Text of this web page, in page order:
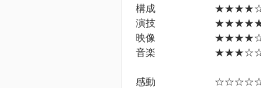
構成
演技
映像
音楽
感動